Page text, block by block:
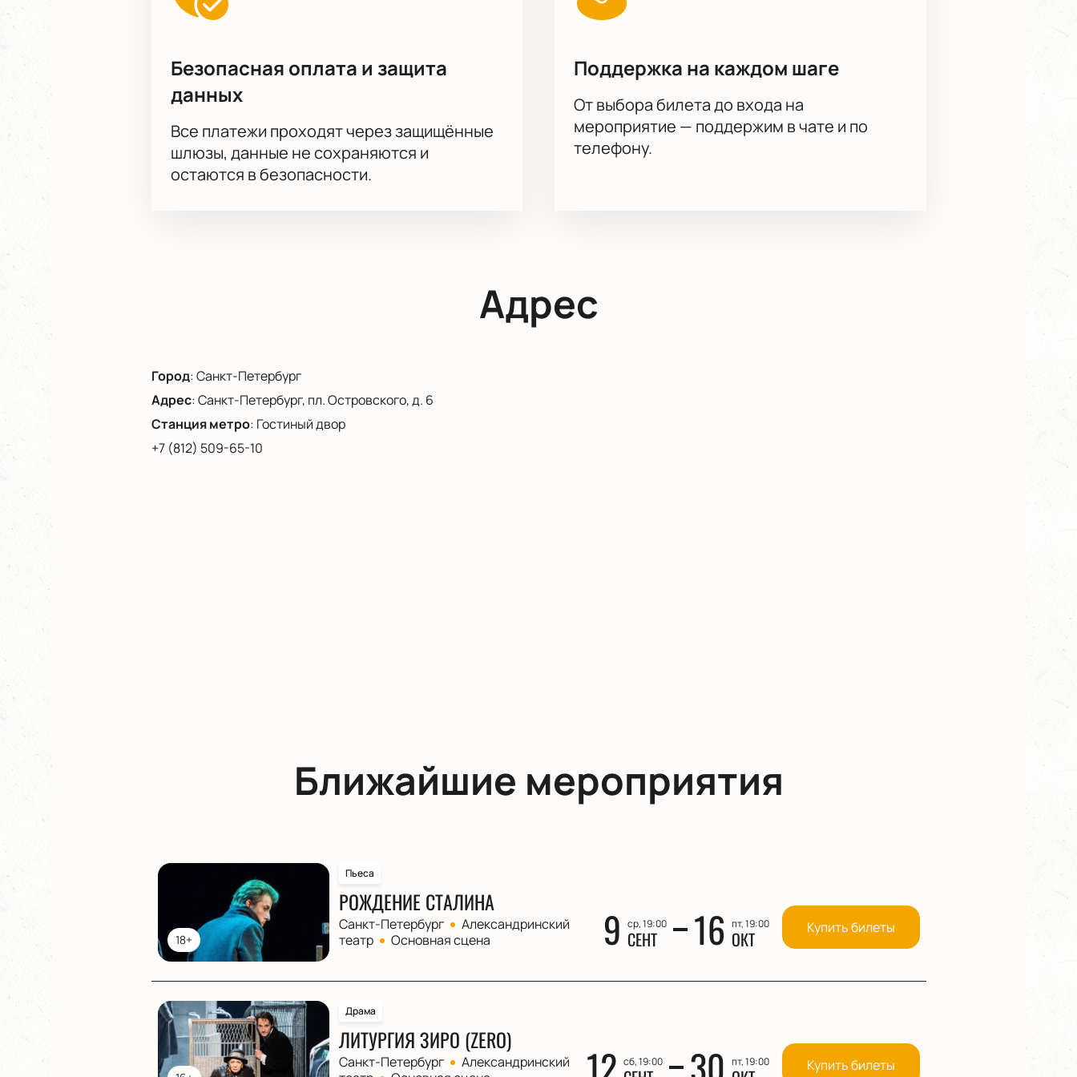
Безопасная оплата и защита
данных
Все платежи проходят через защищённые
шлюзы, данные не сохраняются и
остаются в безопасности.
Поддержка на каждом шаге
От выбора билета до входа на
мероприятие — поддержим в чате и по
телефону.
Адрес
Город:Санкт-Петербург
Адрес:Санкт-Петербург, пл. Островского, д. 6
Станция метро: Гостиный двор
+7 (812) 509-65-10
Ближайшие мероприятия
18+
Пьеса
РОЖДЕНИЕ СТАЛИНА
Санкт-Петербург
Александринский
театр
Основная сцена 9 ср, 19:00
СЕНТ 16 пт, 19:00
ОКТ Купить билеты
Драма
ЛИТУРГИЯ ЗИРО (ZERO)
Санкт-Петербург
Александринский
сб, 19:00 пт, 19:00 Купить билеты